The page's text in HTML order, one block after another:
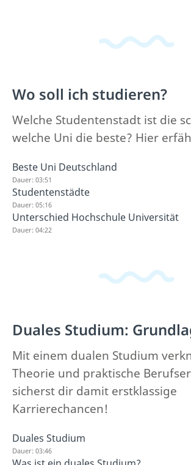
Wo soll ich studieren?
Welche Studentenstadt ist die
welche Uni die beste? Hier
Beste Uni Deutschland
Dauer: 03:51
Studentenstädte
Dauer: 05:16
Unterschied Hochschule Universität
Dauer: 04:22
Duales Studium:
Mit einem dualen Studium
Theorie und praktische
sicherst dir damit erstklassige
Karrierechancen!
Duales Studium
Dauer: 03:46